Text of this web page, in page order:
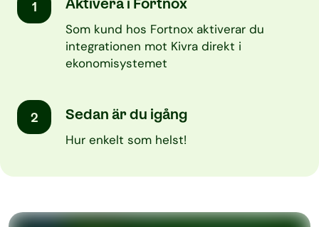
1
Som kund hos Fortnox aktiverar du
integrationen mot Kivra direkt i
ekonomisystemet
2 Sedan är du igång
Hur enkelt som helst!